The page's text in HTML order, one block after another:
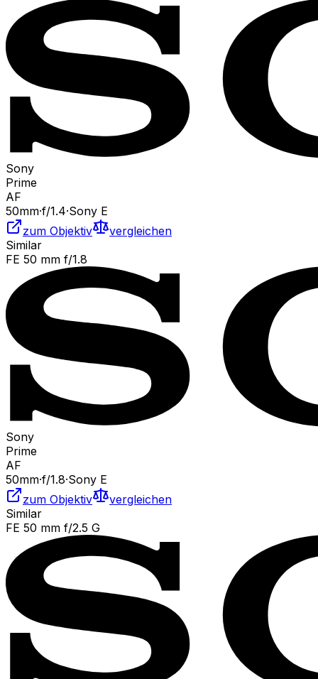
Sony
Prime
AF
50mm·f/1.4·Sony E
zum Objektiv
vergleichen
Similar
FE 50 mm f/1.8
Sony
Prime
AF
50mm·f/1.8·Sony E
zum Objektiv
vergleichen
Similar
FE 50 mm f/2.5 G